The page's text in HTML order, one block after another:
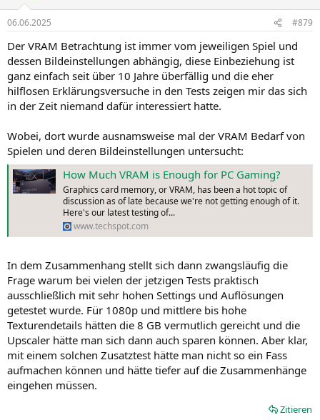
06.06.2025 #879
Der VRAM Betrachtung ist immer vom jeweiligen Spiel und
dessen Bildeinstellungen abhängig, diese Einbeziehung ist
ganz einfach seit über 10 Jahre überfällig und die eher
hilflosen Erklärungsversuche in den Tests zeigen mir das sich
in der Zeit niemand dafür interessiert hatte.
Wobei, dort wurde ausnamsweise mal der VRAM Bedarf von
Spielen und deren Bildeinstellungen untersucht:
How Much VRAM is Enough for PC Gaming?
Graphics card memory, or VRAM, has been a hot topic of
discussion as of late because we're not getting enough of it.
Here's our latest testing of...
www.techspot.com
In dem Zusammenhang stellt sich dann zwangsläufig die
Frage warum bei vielen der jetzigen Tests praktisch
ausschließlich mit sehr hohen Settings und Auflösungen
getestet wurde. Für 1080p und mittlere bis hohe
Texturendetails hätten die 8 GB vermutlich gereicht und die
Upscaler hätte man sich dann auch sparen können. Aber klar,
mit einem solchen Zusatztest hätte man nicht so ein Fass
aufmachen können und hätte tiefer auf die Zusammenhänge
eingehen müssen.
Zitieren